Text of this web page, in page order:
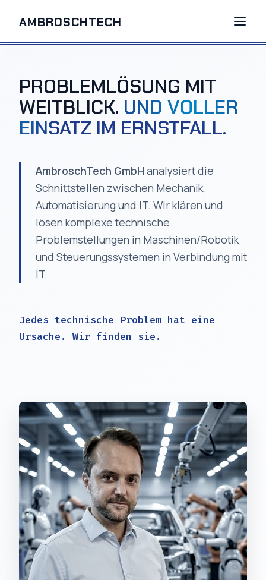
AMBROSCHTECH
Prozess
Expertise
Kontakt
Anfrage senden
PROBLEMLÖSUNG MIT
WEITBLICK. UND VOLLER
EINSATZ IM ERNSTFALL.
AmbroschTech GmbH analysiert die
Schnittstellen zwischen Mechanik,
Automatisierung und IT. Wir klären und
lösen komplexe technische
Problemstellungen in Maschinen/Robotik
und Steuerungssystemen in Verbindung mit
IT.
Jedes technische